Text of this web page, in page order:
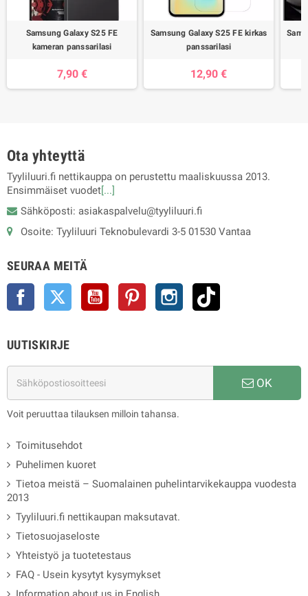
Samsung Galaxy S25 FE
kameran panssarilasi
7,90 €
Samsung Galaxy S25 FE kirkas
panssarilasi
12,90 €
Ota yhteyttä
Tyyliluuri.fi nettikauppa on perustettu maaliskuussa 2013.
Ensimmäiset vuodet[...]
Sähköposti: asiakaspalvelu@tyyliluuri.fi
Osoite: Tyyliluuri Teknobulevardi 3-5 01530 Vantaa
SEURAA MEITÄ
Facebook Twitter YouTube Pinterest Instagram
UUTISKIRJE
OK
Voit peruuttaa tilauksen milloin tahansa.
Toimitusehdot
Puhelimen kuoret
Tietoa meistä – Suomalainen puhelintarvikekauppa vuodesta
2013
Tyyliluuri.fi nettikaupan maksutavat.
Tietosuojaseloste
Yhteistyö ja tuotetestaus
FAQ - Usein kysytyt kysymykset